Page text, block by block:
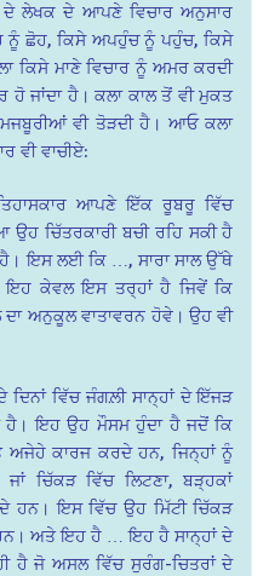
ਦੇ ਲੇਖਕ ਦੇ ਆਪਣੇ ਵਿਚਾਰ ਅਨੁਸਾਰ
ਨੂੰ ਛੋਹ, ਕਿਸੇ ਅਪਹੁੰਚ ਨੂੰ ਪਹੁੰਚ, ਕਿਸੇ
ਕਿਸੇ ਮਾਣੇ ਵਿਚਾਰ ਨੂੰ ਅਮਰ ਕਰਦੀ
ਜਾਂਦਾ ਹੈ। ਕਲਾ ਕਾਲ ਤੋਂ ਵੀ ਮੁਕਤ
ਵੀ ਤੋੜਦੀ ਹੈ। ਆਓ ਕਲਾ
ਵੀ ਵਾਚੀਏ:
ਆਪਣੇ ਇੱਕ ਰੂਬਰੂ ਵਿੱਚ
ਉਹ ਚਿੱਤਰਕਾਰੀ ਬਚੀ ਰਹਿ ਸਕੀ ਹੈ
ਇਸ ਲਈ ਕਿ …, ਸਾਰਾ ਸਾਲ ਉੱਥੇ
ਇਹ ਕੇਵਲ ਇਸ ਤਰ੍ਹਾਂ ਹੈ ਜਿਵੇਂ ਕਿ
ਅਨੁਕੂਲ ਵਾਤਾਵਰਨ ਹੋਵੇ। ਉਹ ਵੀ
ਵਿੱਚ ਜੰਗਲ਼ੀ ਸਾਨ੍ਹਾਂ ਦੇ ਇੱਜੜ
ਹੈ। ਇਹ ਉਹ ਮੌਸਮ ਹੁੰਦਾ ਹੈ ਜਦੋਂ ਕਿ
ਕਾਰਜ ਕਰਦੇ ਹਨ, ਜਿਨ੍ਹਾਂ ਨੂੰ
ਚਿੱਕੜ ਵਿੱਚ ਲਿਟਣਾ, ਬੜ੍ਹਕਾਂ
ਹਨ। ਇਸ ਵਿੱਚ ਉਹ ਮਿੱਟੀ ਚਿੱਕੜ
ਅਤੇ ਇਹ ਹੈ … ਇਹ ਹੈ ਸਾਨ੍ਹਾਂ ਦੇ
ਹੈ ਜੋ ਅਸਲ ਵਿੱਚ ਸੁਰੰਗ-ਚਿਤਰਾਂ ਦੇ